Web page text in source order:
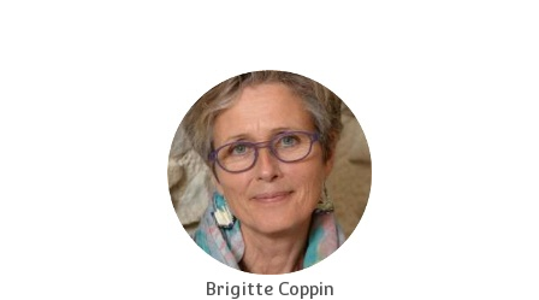
Brigitte Coppin